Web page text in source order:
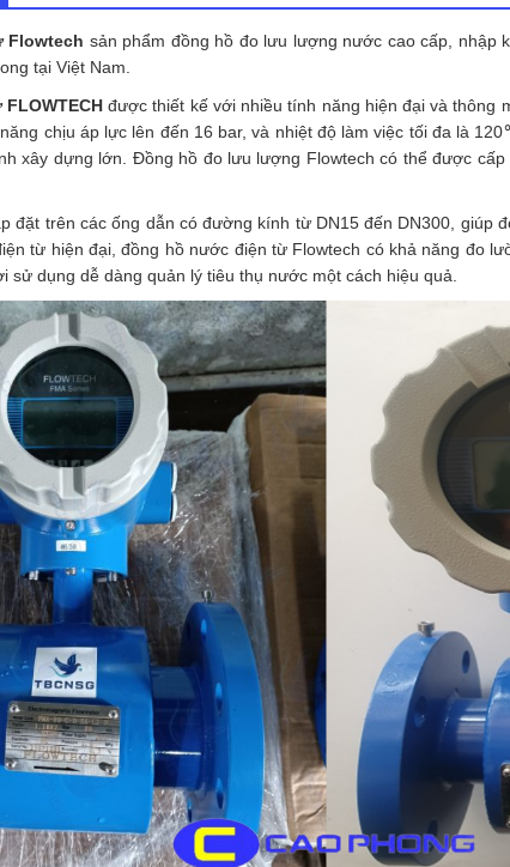
Flowtech sản phẩm đồng hồ đo lưu lượng nước cao cấp, nhập
tại Việt Nam.
được thiết kế với nhiều tính năng hiện đại và thông
chịu áp lực lên đến 16 bar, và nhiệt độ làm việc tối đa là
xây dựng lớn. Đồng hồ đo lưu lượng Flowtech có thể được cấp
đặt trên các ống dẫn có đường kính từ DN15 đến DN300, giúp
từ hiện đại, đồng hồ nước điện từ Flowtech có khả năng đo
sử dụng dễ dàng quản lý tiêu thụ nước một cách hiệu quả.